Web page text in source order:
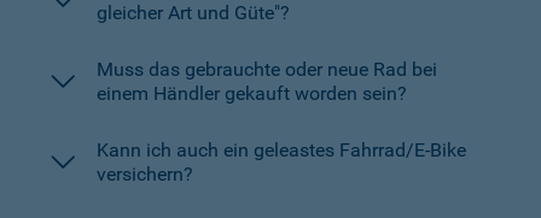
gleicher Art und Güte"?
Muss das gebrauchte oder neue Rad bei
einem Händler gekauft worden sein?
Kann ich auch ein geleastes Fahrrad/E-Bike
versichern?